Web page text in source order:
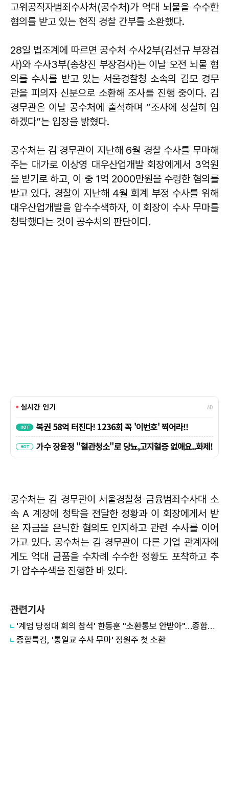
고위공직자범죄수사처(공수처)가 억대 뇌물을 수수한
혐의를 받고 있는 현직 경찰 간부를 소환했다.
28일 법조계에 따르면 공수처 수사2부(김선규 부장검
사)와 수사3부(송창진 부장검사)는 이날 오전 뇌물 혐
의를 수사를 받고 있는 서울경찰청 소속의 김모 경무
관을 피의자 신분으로 소환해 조사를 진행 중이다. 김
경무관은 이날 공수처에 출석하며 “조사에 성실히 임
하겠다”는 입장을 밝혔다.
공수처는 김 경무관이 지난해 6월 경찰 수사를 무마해
주는 대가로 이상영 대우산업개발 회장에게서 3억원
을 받기로 하고, 이 중 1억 2000만원을 수령한 혐의를
받고 있다. 경찰이 지난해 4월 회계 부정 수사를 위해
대우산업개발을 압수수색하자, 이 회장이 수사 무마를
청탁했다는 것이 공수처의 판단이다.
공수처는 김 경무관이 서울경찰청 금융범죄수사대 소
속 A 계장에 청탁을 전달한 정황과 이 회장에게서 받
은 자금을 은닉한 혐의도 인지하고 관련 수사를 이어
가고 있다. 공수처는 김 경무관이 다른 기업 관계자에
게도 억대 금품을 수차례 수수한 정황도 포착하고 추
가 압수수색을 진행한 바 있다.
관련기사
'계엄 당정대 회의 참석' 한동훈 "소환통보 안받아"…종합특검 "의원실 수령했다"
종합특검, '통일교 수사 무마' 정원주 첫 소환